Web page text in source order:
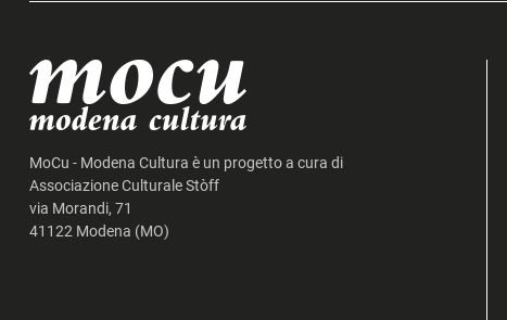
MoCu - Modena Cultura è un progetto a cura di
Associazione Culturale Stòff
via Morandi, 71
41122 Modena (MO)